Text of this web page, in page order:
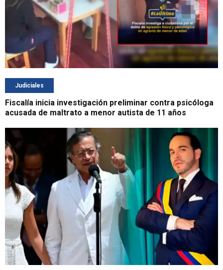
Judiciales
Fiscalía inicia investigación preliminar contra psicóloga
acusada de maltrato a menor autista de 11 años